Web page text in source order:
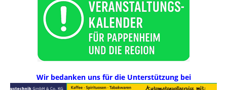
Wir bedanken uns für die Unterstützung bei